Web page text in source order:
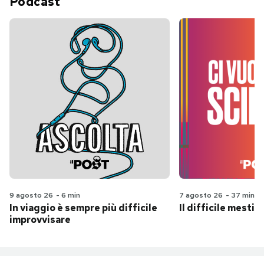
9 agosto 26 - 6 min
In viaggio è sempre più difficile
improvvisare
7 agosto 26 - 37 min
Il difficile